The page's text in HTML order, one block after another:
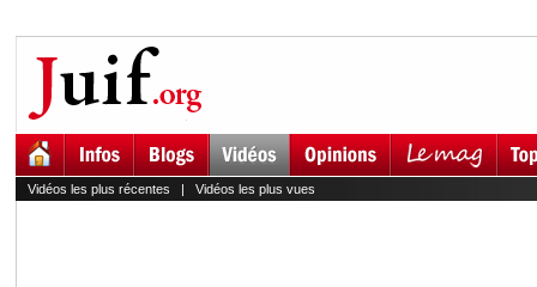
Vidéos les plus récentes | Vidéos les plus vues